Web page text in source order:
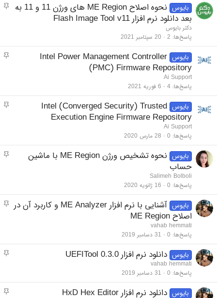
بایوس
نحوه اصلاح ME Region های ورژن 11 و 11 به
بعد دانلود نرم افزار Flash Image Tool v11
دکتر بایوس
پاسخ‌ها 2 20 سپتامبر 2021
بایوس Intel Power Management Controller
(PMC) Firmware Repository
Ai Support
پاسخ‌ها 4 6 فوریه 2021
بایوس Intel (Converged Security) Trusted
Execution Engine Firmware Repository
Ai Support
پاسخ‌ها 0 28 مارس 2020
بایوس
نحوه تشخیص ورژن ME Region با ماشین
حساب
Salimeh Bolboli
پاسخ‌ها 0 16 ژانویه 2020
بایوس
آشنایی با نرم افزار ME Analyzer و کاربرد آن در
اصلاح ME Region
vahab hemmati
پاسخ‌ها 0 31 دسامبر 2019
بایوس دانلود نرم افزار UEFITool 0.3.0
vahab hemmati
پاسخ‌ها 0 31 دسامبر 2019
بایوس دانلود نرم افزار HxD Hex Editor